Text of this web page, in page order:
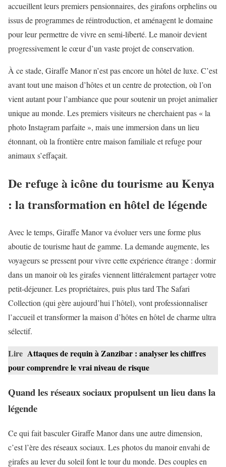
accueillent leurs premiers pensionnaires, des girafons orphelins ou
issus de programmes de réintroduction, et aménagent le domaine
pour leur permettre de vivre en semi-liberté. Le manoir devient
progressivement le cœur d’un vaste projet de conservation.
À ce stade, Giraffe Manor n’est pas encore un hôtel de luxe. C’est
avant tout une maison d’hôtes et un centre de protection, où l’on
vient autant pour l’ambiance que pour soutenir un projet animalier
unique au monde. Les premiers visiteurs ne cherchaient pas « la
photo Instagram parfaite », mais une immersion dans un lieu
étonnant, où la frontière entre maison familiale et refuge pour
animaux s’effaçait.
De refuge à icône du tourisme au Kenya
: la transformation en hôtel de légende
Avec le temps, Giraffe Manor va évoluer vers une forme plus
aboutie de tourisme haut de gamme. La demande augmente, les
voyageurs se pressent pour vivre cette expérience étrange : dormir
dans un manoir où les girafes viennent littéralement partager votre
petit-déjeuner. Les propriétaires, puis plus tard The Safari
Collection (qui gère aujourd’hui l’hôtel), vont professionnaliser
l’accueil et transformer la maison d’hôtes en hôtel de charme ultra
sélectif.
Lire Attaques de requin à Zanzibar : analyser les chiffres
pour comprendre le vrai niveau de risque
Quand les réseaux sociaux propulsent un lieu dans la
légende
Ce qui fait basculer Giraffe Manor dans une autre dimension,
c’est l’ère des réseaux sociaux. Les photos du manoir envahi de
girafes au lever du soleil font le tour du monde. Des couples en